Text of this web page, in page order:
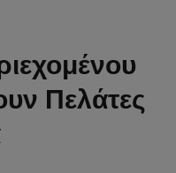
Πελάτες